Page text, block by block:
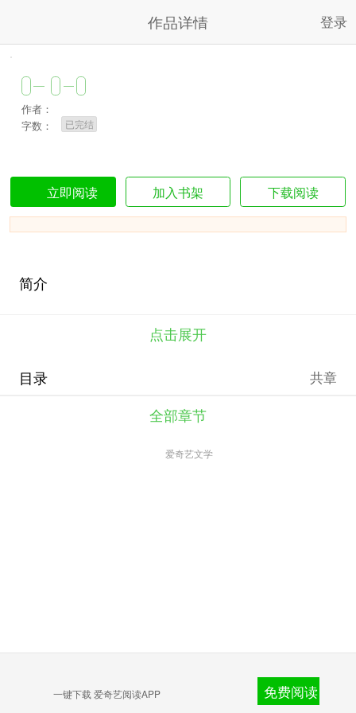
作品详情 登录
作者：
字数：
已完结
立即阅读 加入书架 下载阅读
简介
点击展开
目录 共章
全部章节
一键下载 爱奇艺阅读APP 免费阅读
爱奇艺文学